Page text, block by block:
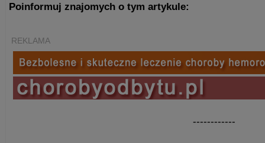
Poinformuj znajomych o tym artykule:
REKLAMA
------------